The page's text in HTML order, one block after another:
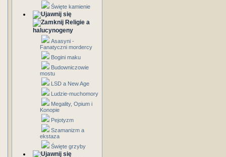
Święte kamienie
Religie a
halucynogeny
Asasyni -
Fanatyczni mordercy
Bogini maku
Budowniczowie
mostu
LSD a New Age
Ludzie-muchomory
Megality, Opium i
Konopie
Pejotyzm
Szamanizm a
ekstaza
Święte grzyby